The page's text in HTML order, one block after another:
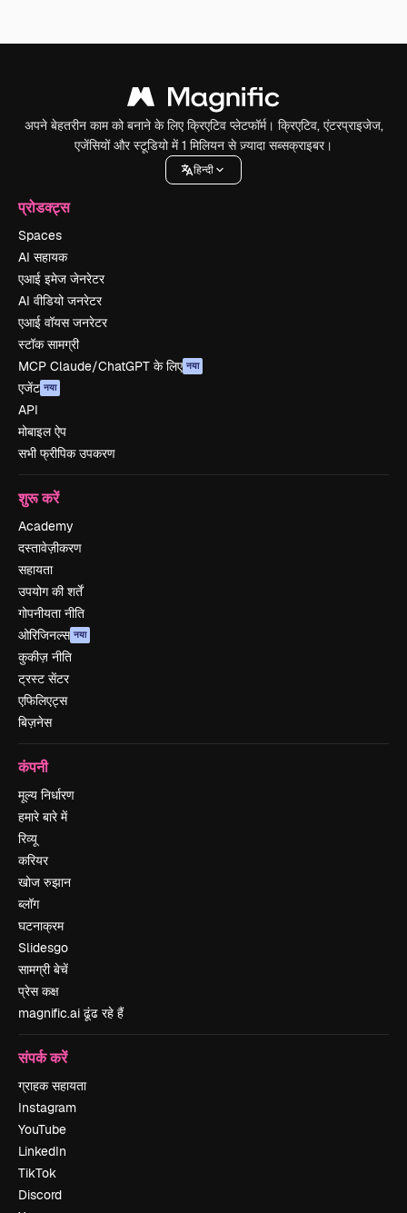
अपने बेहतरीन काम को बनाने के लिए क्रिएटिव प्लेटफॉर्म। क्रिएटिव, एंटरप्राइजेज,
एजेंसियों और स्टूडियो में 1 मिलियन से ज़्यादा सब्सक्राइबर।
हिन्दी
प्रोडक्ट्स
Spaces
AI सहायक
एआई इमेज जेनरेटर
AI वीडियो जनरेटर
एआई वॉयस जनरेटर
स्टॉक सामग्री
MCP Claude/ChatGPT के लिए नया
एजेंट नया
API
मोबाइल ऐप
सभी फ्रीपिक उपकरण
शुरू करें
Academy
दस्तावेज़ीकरण
सहायता
उपयोग की शर्तें
गोपनीयता नीति
ओरिजिनल्स नया
कुकीज़ नीति
ट्रस्ट सेंटर
एफिलिएट्स
बिज़नेस
कंपनी
मूल्य निर्धारण
हमारे बारे में
रिव्यू
करियर
खोज रुझान
ब्लॉग
घटनाक्रम
Slidesgo
सामग्री बेचें
प्रेस कक्ष
magnific.ai ढूंढ रहे हैं
संपर्क करें
ग्राहक सहायता
Instagram
YouTube
LinkedIn
TikTok
Discord